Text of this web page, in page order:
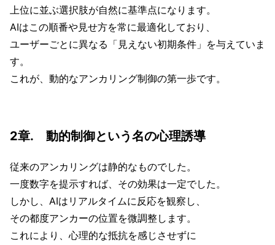
上位に並ぶ選択肢が自然に基準点になります。
AIはこの順番や見せ方を常に最適化しており、
ユーザーごとに異なる「見えない初期条件」を与えていま
す。
これが、動的なアンカリング制御の第一歩です。
2章. 動的制御という名の心理誘導
従来のアンカリングは静的なものでした。
一度数字を提示すれば、その効果は一定でした。
しかし、AIはリアルタイムに反応を観察し、
その都度アンカーの位置を微調整します。
これにより、心理的な抵抗を感じさせずに